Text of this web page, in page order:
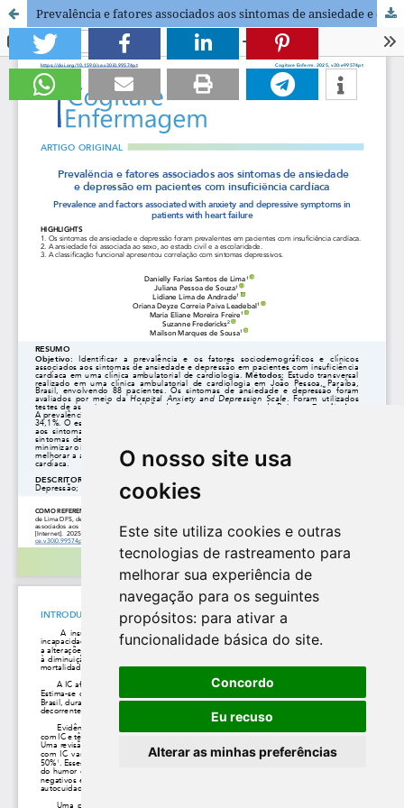
O nosso site usa
cookies
Este site utiliza cookies e outras
tecnologias de rastreamento para
melhorar sua experiência de
navegação para os seguintes
propósitos: para ativar a
funcionalidade básica do site.
Concordo
Eu recuso
Alterar as minhas preferências
Prevalência e fatores associados aos sintomas de ansiedade e depressão em pacientes com insuficiência cardíaca